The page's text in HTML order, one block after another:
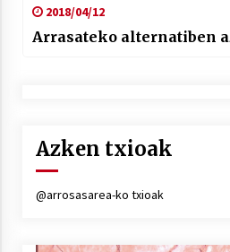
2018/04/12
Arrasateko alternatiben
Azken txioak
@arrosasarea-ko txioak